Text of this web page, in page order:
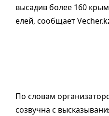
высадив более 160
елей, сообщает
По словам
созвучна с